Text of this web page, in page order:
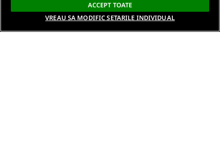
ACCEPT TOATE
VREAU SA MODIFIC SETARILE INDIVIDUAL